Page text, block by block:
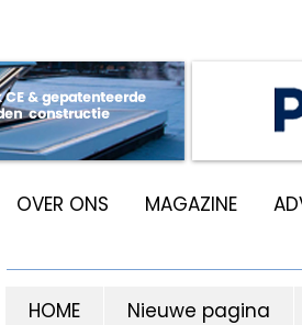
OVER ONS MAGAZINE
HOME Nieuwe pagina